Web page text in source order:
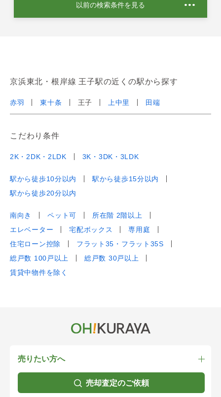
以前の検索条件を見る
京浜東北・根岸線 王子駅の近くの駅から探す
赤羽 東十条 王子 上中里 田端
こだわり条件
2K・2DK・2LDK 3K・3DK・3LDK
駅から徒歩10分以内
駅から徒歩15分以内
駅から徒歩20分以内
南向き ペット可
所在階 2階以上
エレベーター
宅配ボックス
専用庭
住宅ローン控除
フラット35・フラット35S
総戸数 100戸以上
総戸数 30戸以上
賃貸中物件を除く
売りたい方へ
売却査定のご依頼